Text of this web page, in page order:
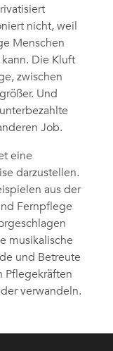
nicht, weil
Menschen
Die Kluft
zwischen
Und
Job.
eine
darzustellen.
aus der
Fernpflege
musikalische
und Betreute
Pflegekräften
verwandeln.